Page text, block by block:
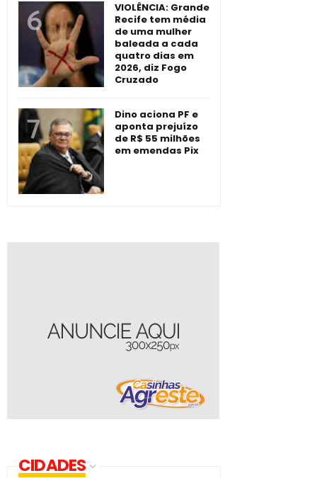
VIOLÊNCIA: Grande
Recife tem média
de uma mulher
baleada a cada
quatro dias em
2026, diz Fogo
Cruzado
Dino aciona PF e
aponta prejuízo
de R$ 55 milhões
em emendas Pix
CIDADES